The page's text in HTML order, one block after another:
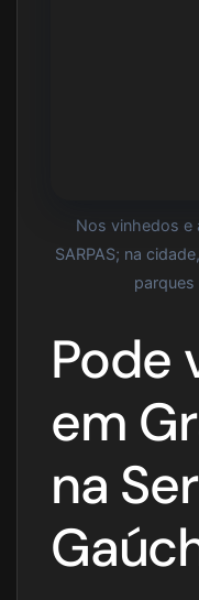
Nos vinhedos e
SARPAS; na
Pode
em
na